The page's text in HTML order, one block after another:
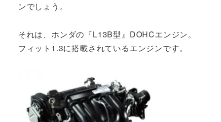
ンでしょう。
それは、ホンダの『L13B型』DOHCエンジン。
フィット1.3に搭載されているエンジンです。